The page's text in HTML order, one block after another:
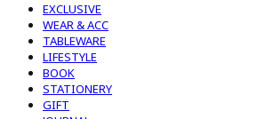
EXCLUSIVE
WEAR & ACC
TABLEWARE
LIFESTYLE
BOOK
STATIONERY
GIFT